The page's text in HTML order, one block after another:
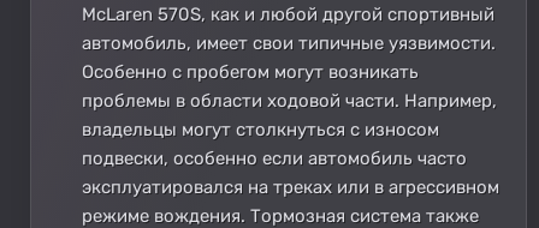
McLaren 570S, как и любой другой спортивный
автомобиль, имеет свои типичные уязвимости.
Особенно с пробегом могут возникать
проблемы в области ходовой части. Например,
владельцы могут столкнуться с износом
подвески, особенно если автомобиль часто
эксплуатировался на треках или в агрессивном
режиме вождения. Тормозная система также